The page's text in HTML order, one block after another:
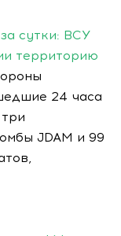
сутки: ВСУ
территорию
24 часа
JDAM и 99